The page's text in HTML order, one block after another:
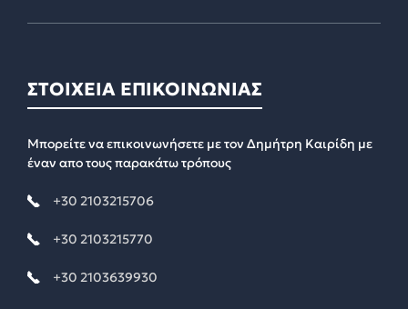
ΣΤΟΙΧΕΙΑ ΕΠΙΚΟΙΝΩΝΙΑΣ
Μπορείτε να επικοινωνήσετε με τον Δημήτρη Καιρίδη με
έναν απο τους παρακάτω τρόπους
+30 2103215706
+30 2103215770
+30 2103639930